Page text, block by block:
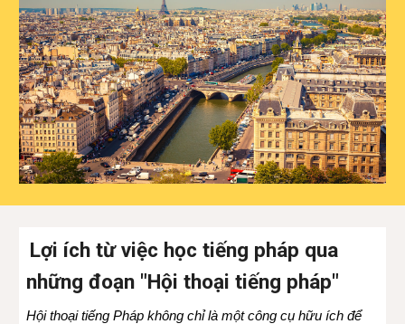
Lợi ích từ việc học tiếng pháp qua
những đoạn "Hội thoại tiếng pháp"
Hội thoại tiếng Pháp không chỉ là một công cụ hữu ích để